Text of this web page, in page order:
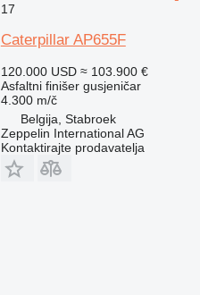
17
Caterpillar AP655F
120.000 USD ≈ 103.900 €
Asfaltni finišer gusjeničar
4.300 m/č
Belgija, Stabroek
Zeppelin International AG
Kontaktirajte prodavatelja